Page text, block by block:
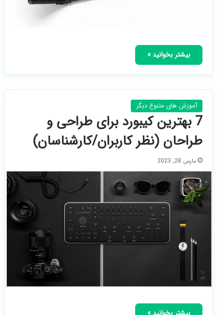
بیشتر بخوانید »
آموزش های متنوع دیگر
7 بهترین کیبورد برای طراحی و
طراحان (نظر کاربران/کارشناسان)
مارس 28, 2023